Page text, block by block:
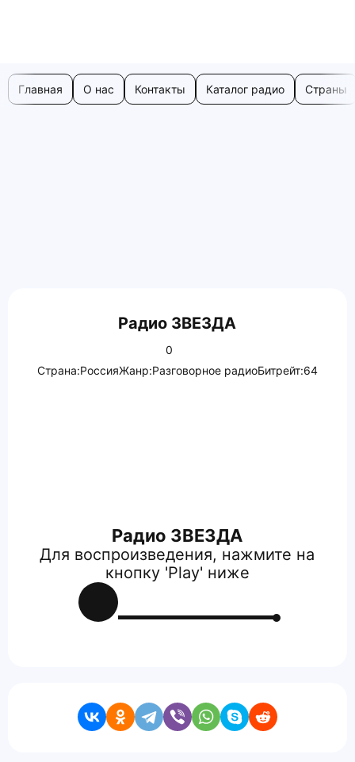
Главная О нас Контакты Каталог радио Страны
Радио ЗВЕЗДА
0
Страна:РоссияЖанр:Разговорное радиоБитрейт:64
Радио ЗВЕЗДА
Для воспроизведения, нажмите на
кнопку 'Play' ниже